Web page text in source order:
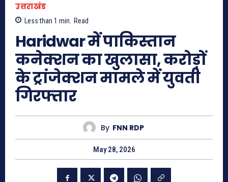
उत्तराखंड
Less than 1 min. Read
Haridwar में पाकिस्तान
कनेक्शन का खुलासा, करोड़ों
के ट्रांजेक्शन मामले में युवती
गिरफ्तार
By FNN RDP
May 28, 2026